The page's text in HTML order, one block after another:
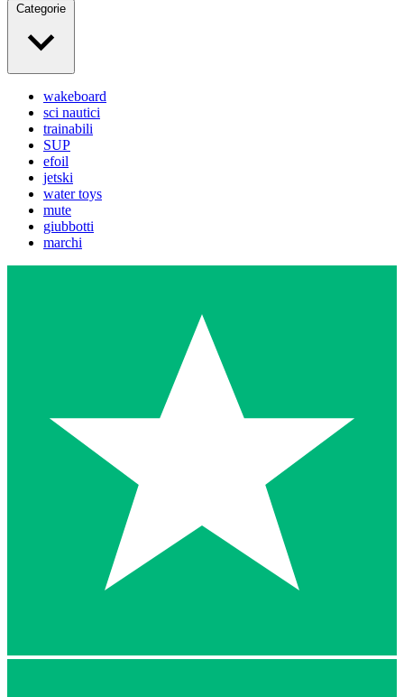
Categorie
wakeboard
sci nautici
trainabili
SUP
efoil
jetski
water toys
mute
giubbotti
marchi